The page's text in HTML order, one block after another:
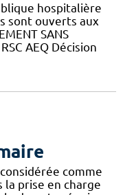
hospitalière
sont ouverts aux
SANS
AEQ Décision
comme
prise en charge